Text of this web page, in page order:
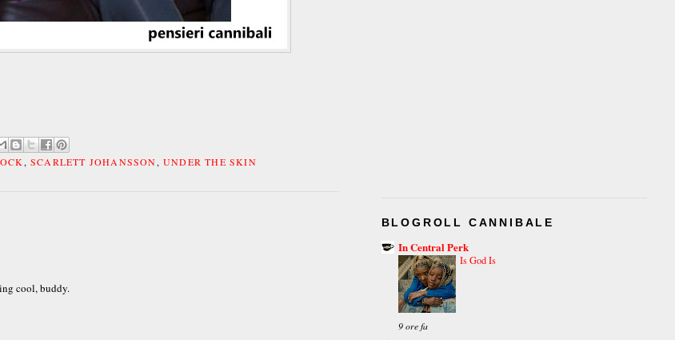
, SCARLETT JOHANSSON, UNDER THE SKIN
cool, buddy.
BLOGROLL CANNIBALE
In Central Perk
Is God Is
9 ore fa